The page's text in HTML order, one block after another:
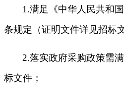
1.满足《中华人民共和
条规定（证明文件详见招标
2.落实政府采购政策需
标文件；